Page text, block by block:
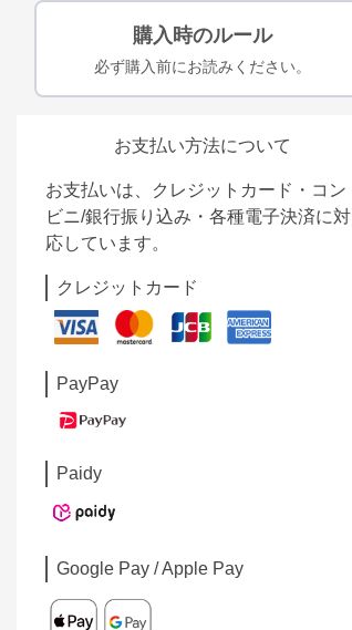
購入時のルール
必ず購入前にお読みください。
お支払い方法について
お支払いは、クレジットカード・コン
ビニ/銀行振り込み・各種電子決済に対
応しています。
クレジットカード
PayPay
Paidy
Google Pay / Apple Pay